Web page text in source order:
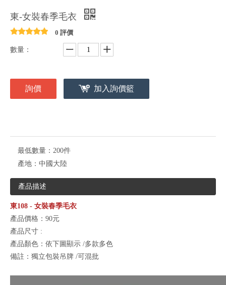
東-女裝春季毛衣
0 評價
數量：
詢價 加入詢價籃
最低數量： 200件
產地： 中國大陸
產品描述
東108 - 女裝春季毛衣
產品價格：90元
產品尺寸 :
產品顏色：依下圖顯示 /多款多色
備註：獨立包裝吊牌 /可混批